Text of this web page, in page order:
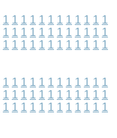
1 1 1 1 1 1 1 1 1 1 1 1
1 1 1 1 1 1 1 1 1 1 1 1
1 1 1 1 1 1 1 1 1 1 1 1
1 1 1 1 1 1 1 1 1 1 1 1
1 1 1 1 1 1 1 1 1 1 1 1
1 1 1 1 1 1 1 1 1 1 1 1